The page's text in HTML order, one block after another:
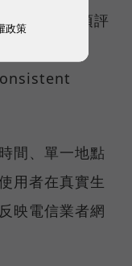
表性的兩項評
間、單一地點
用者在真實生
映電信業者網
政策